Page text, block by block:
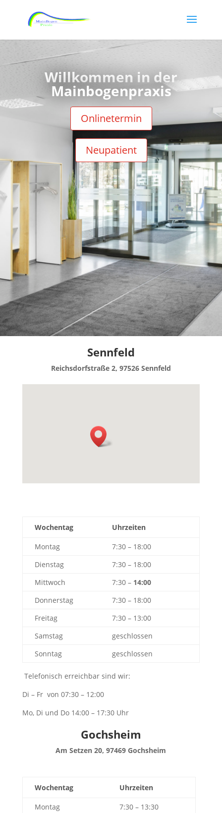
Willkommen in der
Mainbogenpraxis
Onlinetermin
Neupatient
Sennfeld
Reichsdorfstraße 2, 97526 Sennfeld
Wochentag Uhrzeiten
Montag
7:30 – 18:00
Dienstag
7:30 – 18:00
Mittwoch
7:30 – 14:00
Donnerstag
7:30 – 18:00
Freitag
7:30 – 13:00
Samstag
geschlossen
Sonntag
geschlossen
Telefonisch erreichbar sind wir:
Di – Fr von 07:30 – 12:00
Mo, Di und Do 14:00 – 17:30 Uhr
Gochsheim
Am Setzen 20, 97469 Gochsheim
Wochentag Uhrzeiten
Montag
7:30 – 13:30